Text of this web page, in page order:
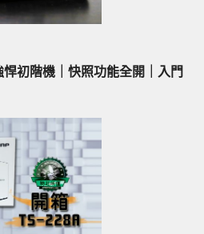
初階機｜快照功能全開｜入門